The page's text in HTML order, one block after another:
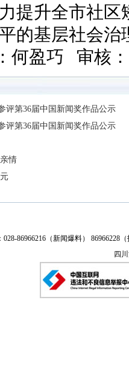
提升全市社
的基层社会治
何盈巧 审核
评第36届中国新闻奖作品公示
评第36届中国新闻奖作品公示
情
028-86966216（新闻爆料） 86966228
四